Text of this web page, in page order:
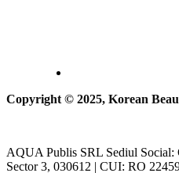
Copyright © 2025, Korean
AQUA Publis SRL Sediul Social:
Sector 3, 030612 | CUI: RO